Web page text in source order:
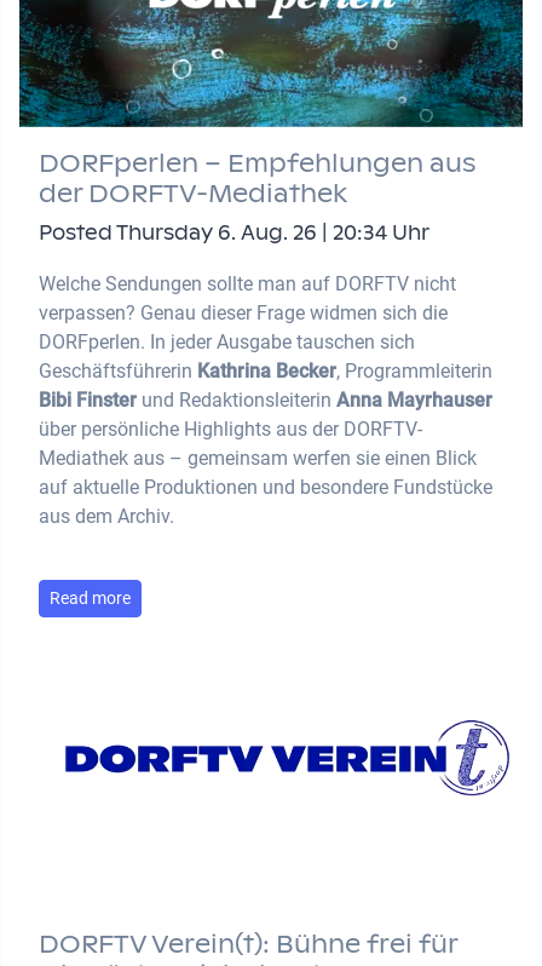
DORFperlen – Empfehlungen aus
der DORFTV-Mediathek
Posted Thursday 6. Aug. 26 | 20:34 Uhr
Welche Sendungen sollte man auf DORFTV nicht
verpassen? Genau dieser Frage widmen sich die
DORFperlen. In jeder Ausgabe tauschen sich
Geschäftsführerin Kathrina Becker, Programmleiterin
Bibi Finster und Redaktionsleiterin Anna Mayrhauser
über persönliche Highlights aus der DORFTV-
Mediathek aus – gemeinsam werfen sie einen Blick
auf aktuelle Produktionen und besondere Fundstücke
aus dem Archiv.
Read more
DORFTV Verein(t): Bühne frei für